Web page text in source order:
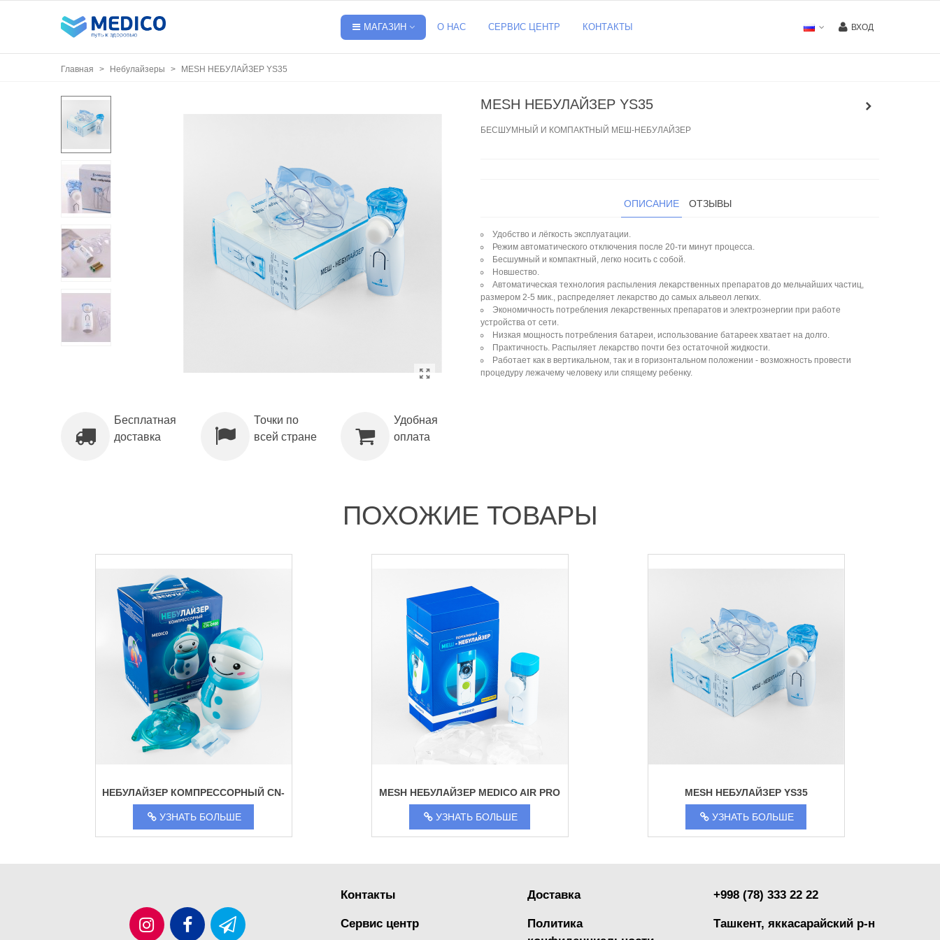
МАГАЗИН О НАС СЕРВИС ЦЕНТР КОНТАКТЫ ВХОД
Главная > Небулайзеры > MESH НЕБУЛАЙЗЕР YS35
MESH НЕБУЛАЙЗЕР YS35
БЕСШУМНЫЙ И КОМПАКТНЫЙ МЕШ-НЕБУЛАЙЗЕР
ОПИСАНИЕ ОТЗЫВЫ
Удобство и лёгкость эксплуатации.
Режим автоматического отключения после 20-ти минут процесса.
Бесшумный и компактный, легко носить с собой.
Новшество.
Автоматическая технология распыления лекарственных препаратов до мельчайших частиц,
размером 2-5 мик., распределяет лекарство до самых альвеол легких.
Экономичность потребления лекарственных препаратов и электроэнергии при работе
устройства от сети.
Низкая мощность потребления батареи, использование батареек хватает на долго.
Практичность. Распыляет лекарство почти без остаточной жидкости.
Работает как в вертикальном, так и в горизонтальном положении - возможность провести
процедуру лежачему человеку или спящему ребенку.
Бесплатная
доставка
Точки по
всей стране
Удобная
оплата
ПОХОЖИЕ ТОВАРЫ
НЕБУЛАЙЗЕР КОМПРЕССОРНЫЙ CN-
0900
УЗНАТЬ БОЛЬШЕ
MESH НЕБУЛАЙЗЕР MEDICO AIR PRO
УЗНАТЬ БОЛЬШЕ
MESH НЕБУЛАЙЗЕР YS35
УЗНАТЬ БОЛЬШЕ
Контакты
Сервис центр
Доcтавка
Политика
+998 (78) 333 22 22
Ташкент, яккасарайский р-н